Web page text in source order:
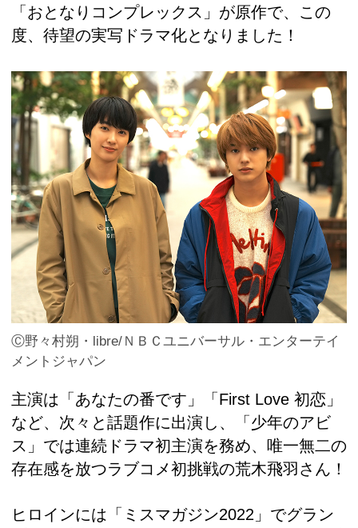
「おとなりコンプレックス」が原作で、この
度、待望の実写ドラマ化となりました！
Ⓒ野々村朔・libre/ＮＢＣユニバーサル・エンターテイ
メントジャパン
主演は「あなたの番です」「First Love 初恋」
など、次々と話題作に出演し、「少年のアビ
ス」では連続ドラマ初主演を務め、唯一無二の
存在感を放つラブコメ初挑戦の荒木飛羽さん！
ヒロインには「ミスマガジン2022」でグラン